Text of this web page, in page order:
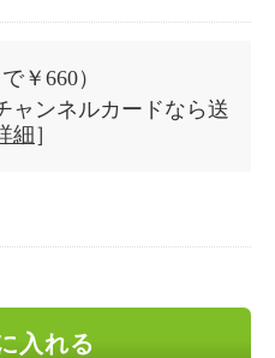
￥660）
ャンネルカードなら送
細 ］
入れる